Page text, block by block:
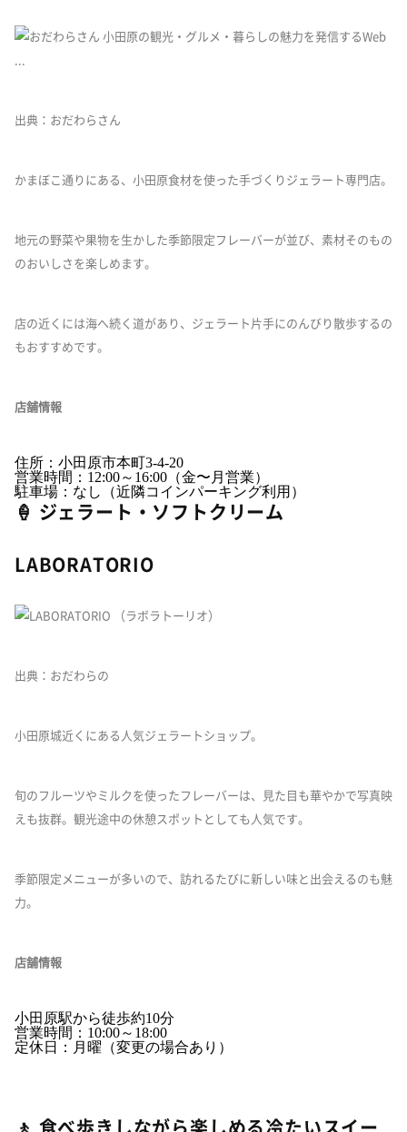
出典：おだわらさん
かまぼこ通りにある、小田原食材を使った手づくりジェラート専門店。
地元の野菜や果物を生かした季節限定フレーバーが並び、素材そのもの
のおいしさを楽しめます。
店の近くには海へ続く道があり、ジェラート片手にのんびり散歩するの
もおすすめです。
店舗情報
住所：小田原市本町3-4-20
営業時間：12:00～16:00（金〜月営業）
駐車場：なし（近隣コインパーキング利用）
🍦 ジェラート・ソフトクリーム
LABORATORIO
出典：おだわらの
小田原城近くにある人気ジェラートショップ。
旬のフルーツやミルクを使ったフレーバーは、見た目も華やかで写真映
えも抜群。観光途中の休憩スポットとしても人気です。
季節限定メニューが多いので、訪れるたびに新しい味と出会えるのも魅
力。
店舗情報
小田原駅から徒歩約10分
営業時間：10:00～18:00
定休日：月曜（変更の場合あり）
🚶 食べ歩きしながら楽しめる冷たいスイー